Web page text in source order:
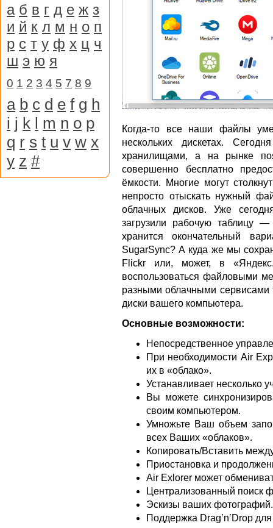
Когда-то все наши файлы
нескольких дискетах.
хранилищами, а на рынке
совершенно бесплатно
ёмкости. Многие могут
непросто отыскать нужный
облачных дисков. Уже
загрузили рабочую таблицу
хранится окончательный
SugarSync? А куда же мы
Flickr или, может, в
воспользоваться файловыми
разными облачными сервисами
диски вашего компьютера.
Основные возможности:
Непосредственное
При необходимости Air
их в «облако».
Устанавливает несколько
Вы можете
своим компьютером.
Умножьте Ваш объем
всех Ваших «облаков».
Копировать/Вставить
Приостановка и
Air Exlorer может
Централизованный поиск
Эскизы ваших фотографий.
Поддержка Drag’n’Drop
а б в г д е ж з
и й к л м н о п
р с т у ф х ц ч
ш э ю я
0 1 2 3 4 5 7 8 9
a b c d e f g h
i j k l m n o p
q r s t u v w x
y z #